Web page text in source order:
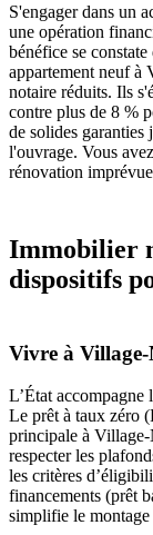
S'engager dans un
une opération
bénéfice se
appartement neuf à
notaire réduits. Ils
contre plus de 8 %
de solides
l'ouvrage. Vous
rénovation
Immobilier
dispositifs
Vivre à
L’État accompagne
Le prêt à taux zéro
principale à
respecter les
les critères
financements (prêt
simplifie le